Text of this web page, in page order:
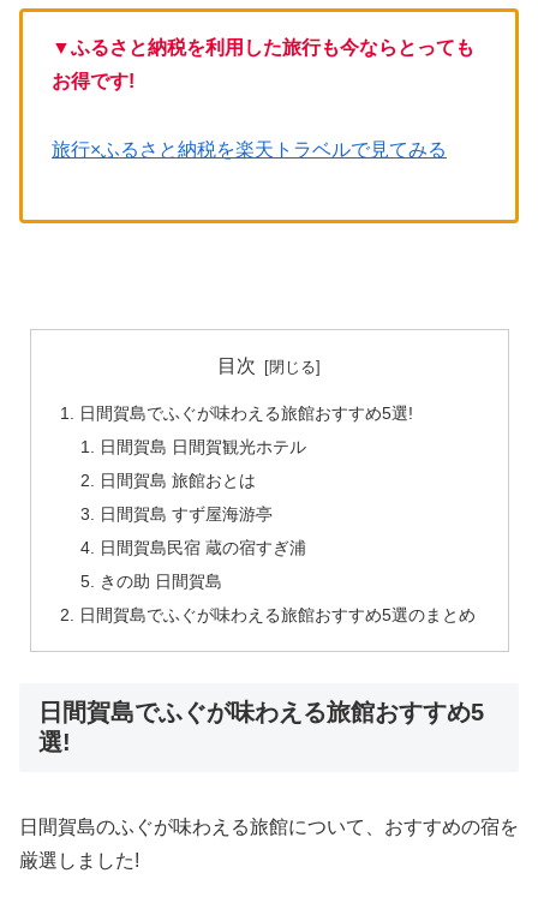
▼ふるさと納税を利用した旅行も今ならとっても
お得です!
旅行×ふるさと納税を楽天トラベルで見てみる
目次
日間賀島でふぐが味わえる旅館おすすめ5選!
日間賀島 日間賀観光ホテル
日間賀島 旅館おとは
日間賀島 すず屋海游亭
日間賀島民宿 蔵の宿すぎ浦
きの助 日間賀島
日間賀島でふぐが味わえる旅館おすすめ5選のまとめ
日間賀島でふぐが味わえる旅館おすすめ5
選!
日間賀島のふぐが味わえる旅館について、おすすめの宿を
厳選しました!